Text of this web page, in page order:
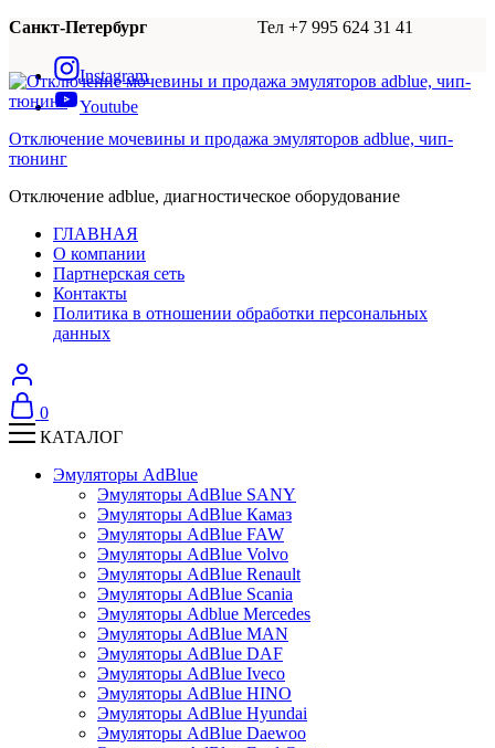
Санкт-Петербург Тел +7 995 624 31 41
Instagram
Youtube
Отключение мочевины и продажа эмуляторов adblue, чип-
тюнинг
Отключение adblue, диагностическое оборудование
ГЛАВНАЯ
О компании
Партнерская сеть
Контакты
Политика в отношении обработки персональных
данных
0
КАТАЛОГ
Эмуляторы AdBlue
Эмуляторы AdBlue SANY
Эмуляторы AdBlue Камаз
Эмуляторы AdBlue FAW
Эмуляторы AdBlue Volvo
Эмуляторы AdBlue Renault
Эмуляторы AdBlue Scania
Эмуляторы Adblue Mercedes
Эмуляторы AdBlue MAN
Эмуляторы AdBlue DAF
Эмуляторы AdBlue Iveco
Эмуляторы AdBlue HINO
Эмуляторы AdBlue Hyundai
Эмуляторы AdBlue Daewoo